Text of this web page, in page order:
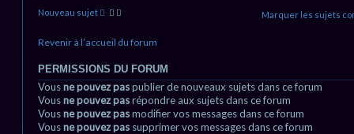
Nouveau sujet Marquer les sujets
Revenir à l’accueil du forum
PERMISSIONS DU FORUM
Vousne pouvez paspublier de nouveaux sujets dans ce forum
Vousne pouvez pasrépondre aux sujets dans ce forum
Vousne pouvez pasmodifier vos messages dans ce forum
Vousne pouvez pas supprimer vos messages dans ce forum